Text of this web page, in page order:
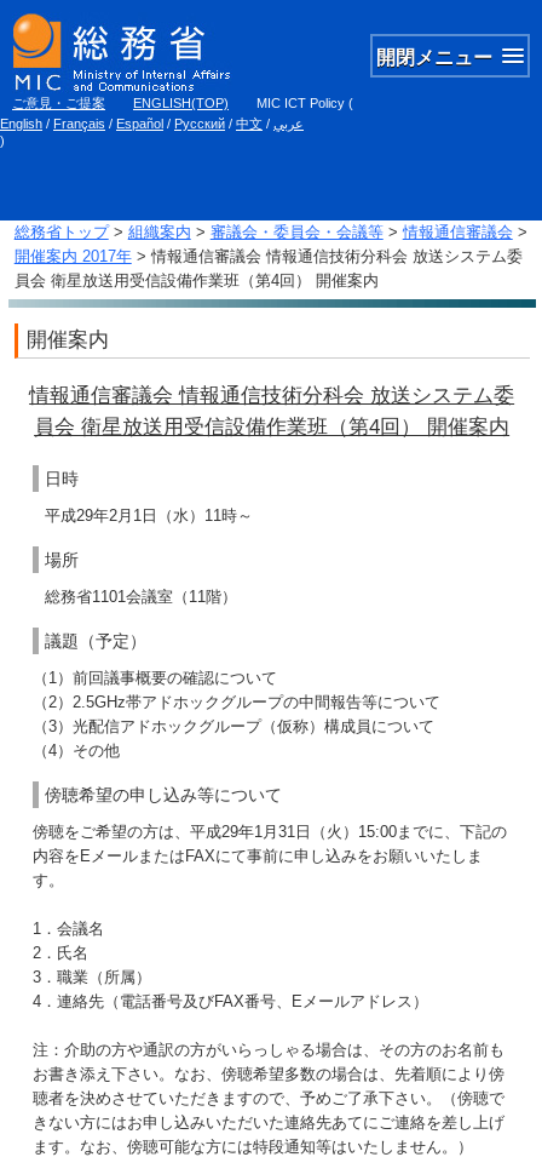
開閉メニュー
ご意見・ご提案 ENGLISH(TOP) MIC ICT Policy (
English / Français / Español / Русский / 中文 / عربي
)
総務省トップ> 組織案内 > 審議会・委員会・会議等>情報通信審議会 >
開催案内 2017年> 情報通信審議会 情報通信技術分科会 放送システム委
員会 衛星放送用受信設備作業班（第4回） 開催案内
開催案内
情報通信審議会 情報通信技術分科会 放送システム委
員会 衛星放送用受信設備作業班（第4回） 開催案内
日時
平成29年2月1日（水）11時～
場所
総務省1101会議室（11階）
議題（予定）
（1）前回議事概要の確認について
（2）2.5GHz帯アドホックグループの中間報告等について
（3）光配信アドホックグループ（仮称）構成員について
（4）その他
傍聴希望の申し込み等について
傍聴をご希望の方は、平成29年1月31日（火）15:00までに、下記の
内容をEメールまたはFAXにて事前に申し込みをお願いいたしま
す。
1．会議名
2．氏名
3．職業（所属）
4．連絡先（電話番号及びFAX番号、Eメールアドレス）
注：介助の方や通訳の方がいらっしゃる場合は、その方のお名前も
お書き添え下さい。なお、傍聴希望多数の場合は、先着順により傍
聴者を決めさせていただきますので、予めご了承下さい。（傍聴で
きない方にはお申し込みいただいた連絡先あてにご連絡を差し上げ
ます。なお、傍聴可能な方には特段通知等はいたしません。）